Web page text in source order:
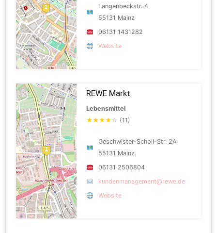
Langenbeckstr. 4
55131 Mainz
06131 1431282
Website
REWE Markt
Lebensmittel
★★★★ ☆ (11)
Geschwister-Scholl-Str. 2A
55131 Mainz
06131 2506804
kundenmanagement@rewe.de
Website